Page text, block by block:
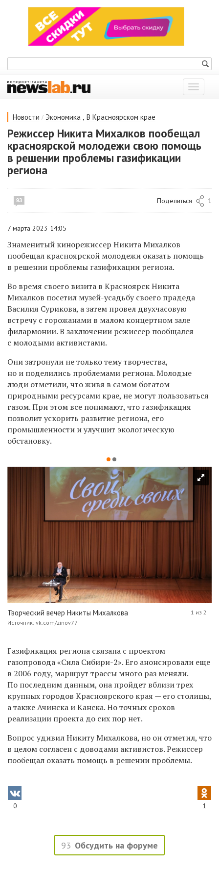
Показать
меню
Новости / Экономика , В Красноярском крае
Режиссер Никита Михалков пообещал
красноярской молодежи свою помощь
в решении проблемы газификации
региона
93 Поделиться 1
7 марта 2023 14:05
Знаменитый кинорежиссер Никита Михалков
пообещал красноярской молодежи оказать помощь
в решении проблемы газификации региона.
Во время своего визита в Красноярск Никита
Михалков посетил музей-усадьбу своего прадеда
Василия Сурикова, а затем провел двухчасовую
встречу с горожанами в малом концертном зале
филармонии. В заключении режиссер пообщался
с молодыми активистами.
Они затронули не только тему творчества,
но и поделились проблемами региона. Молодые
люди отметили, что живя в самом богатом
природными ресурсами крае, не могут пользоваться
газом. При этом все понимают, что газификация
позволит ускорить развитие региона, его
промышленности и улучшит экологическую
обстановку.
Творческий вечер Никиты Михалкова
Источник: vk.com/zinov77
1 из 2
Газификация региона связана с проектом
газопровода «Сила Сибири-2». Его анонсировали еще
в 2006 году, маршрут трассы много раз меняли.
По последним данным, она пройдет вблизи трех
крупных городов Красноярского края — его столицы,
а также Ачинска и Канска. Но точных сроков
реализации проекта до сих пор нет.
Вопрос удивил Никиту Михалкова, но он отметил, что
в целом согласен с доводами активистов. Режиссер
пообещал оказать помощь в решении проблемы.
0 1
93 Обсудить на форуме